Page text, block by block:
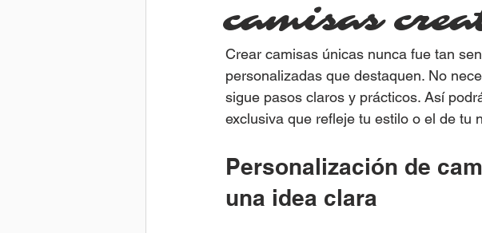
camisas
Crear camisas únicas nunca fue tan
personalizadas que destaquen. No
sigue pasos claros y prácticos. Así
exclusiva que refleje tu estilo o el de tu
Personalización de
una idea clara